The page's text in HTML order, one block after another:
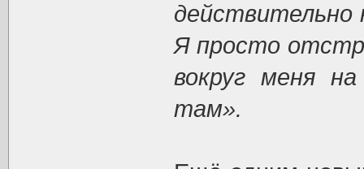
действительно
Я просто
вокруг меня
там».